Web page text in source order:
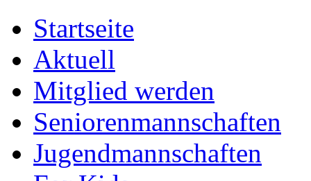
Startseite
Aktuell
Mitglied werden
Seniorenmannschaften
Jugendmannschaften